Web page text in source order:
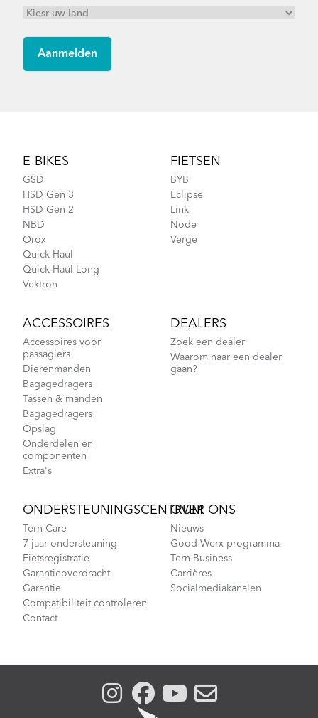
E-BIKES
GSD
HSD Gen 3
HSD Gen 2
NBD
Orox
Quick Haul
Quick Haul Long
Vektron
FIETSEN
BYB
Eclipse
Link
Node
Verge
ACCESSOIRES
Accessoires voor
passagiers
Dierenmanden
Bagagedragers
Tassen & manden
Bagagedragers
Opslag
Onderdelen en
componenten
Extra's
DEALERS
Zoek een dealer
Waarom naar een dealer
gaan?
ONDERSTEUNINGSCENTRUM
Tern Care
7 jaar ondersteuning
Fietsregistratie
Garantieoverdracht
Garantie
Compatibiliteit controleren
Contact
OVER ONS
Nieuws
Good Werx-programma
Tern Business
Carrières
Socialmediakanalen